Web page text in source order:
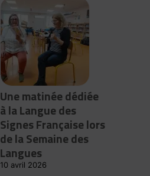
Une matinée dédiée
à la Langue des
Signes Française lors
de la Semaine des
Langues
10 avril 2026